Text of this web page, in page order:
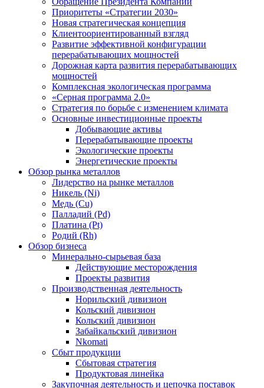
Приоритеты «Стратегии 2030»
Новая стратегическая концепция
Клиентоориентированный взгляд
Развитие эффективной конфигурации
перерабатывающих мощностей
Дорожная карта развития перерабатывающих
мощностей
Комплексная экологическая программа
«Серная программа 2.0»
Стратегия по борьбе с изменением климата
Основные инвестиционные проекты
Добывающие активы
Перерабатывающие проекты
Экологические проекты
Энергетические проекты
Обзор рынка металлов
Лидерство на рынке металлов
Никель (Ni)
Медь (Cu)
Палладий (Pd)
Платина (Pt)
Родий (Rh)
Обзор бизнеса
Минерально-сырьевая база
Действующие месторождения
Проекты развития
Производственная деятельность
Норильский дивизион
Кольский дивизион
Кольский дивизион
Забайкальский дивизион
Nkomati
Сбыт продукции
Сбытовая стратегия
Продуктовая линейка
Закупочная деятельность и цепочка поставок